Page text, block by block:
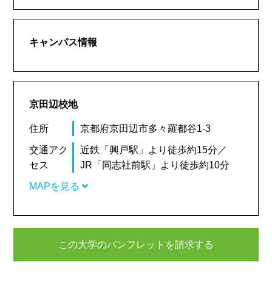
キャンパス情報
京田辺校地
住所 京都府京田辺市多々羅都谷1-3
交通アク
セス
近鉄「興戸駅」より徒歩約15分／
JR「同志社前駅」より徒歩約10分
MAPを見る
この大学のパンフレットを請求する